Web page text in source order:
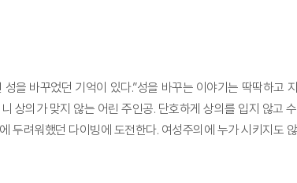
을 바꾸었던 기억이 있다.”성을 바꾸는 이야기는 딱딱하고
상의가 맞지 않는 어린 주인공. 단호하게 상의를 입지 않고
두려워했던 다이빙에 도전한다. 여성주의에 누가 시키지도